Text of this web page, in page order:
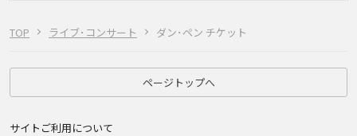
TOP ライブ･コンサート ダン･ペン チケット
ページトップへ
サイトご利用について